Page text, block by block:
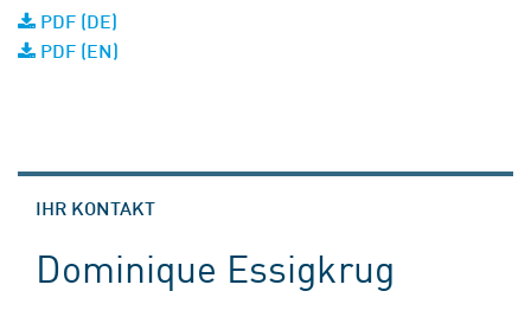
PDF (DE)
PDF (EN)
IHR KONTAKT
Dominique Essigkrug